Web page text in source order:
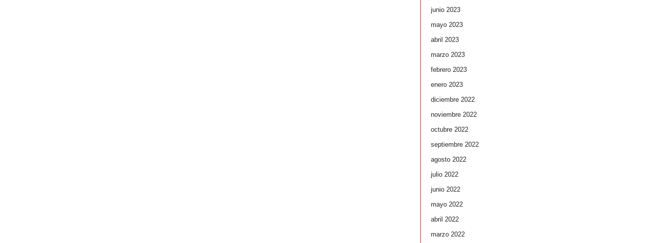
junio 2023
mayo 2023
abril 2023
marzo 2023
febrero 2023
enero 2023
diciembre 2022
noviembre 2022
octubre 2022
septiembre 2022
agosto 2022
julio 2022
junio 2022
mayo 2022
abril 2022
marzo 2022